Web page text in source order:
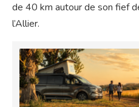
de 40 km autour de son fief
l’Allier.